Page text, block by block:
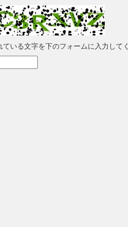
いる文字を下のフォームに入力して